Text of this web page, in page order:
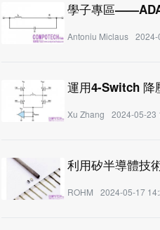
學子專區
Antoniu Miclaus 2024-
運用4-Switch 降
Xu Zhang 2024-05-23
利用矽半導體技
ROHM 2024-05-17